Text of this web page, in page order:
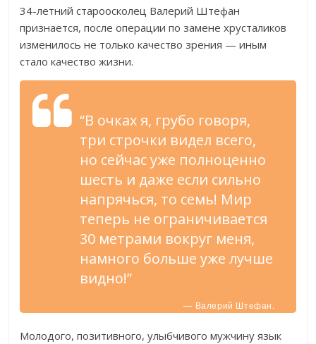
34-летний староосколец Валерий Штефан
признается, после операции по замене хрусталиков
изменилось не только качество зрения — иным
стало качество жизни.
“В очках я, грубо говоря,
три строчки видел всего,
но сейчас уже полноценно
шесть и даже если сильно
напрячься, то семь! Мир
теперь не ограничивается
30 метрами вокруг меня,
намного больше уже лучше
видно!”
— Валерий Штефан.
Молодого, позитивного, улыбчивого мужчину язык